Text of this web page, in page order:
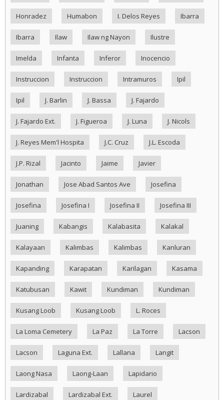
Honradez Humabon I. Delos Reyes Ibarra
Ibarra Ilaw Ilaw ng Nayon Ilustre
Imelda Infanta Inferor Inocencio
Instruccion Instruccion Intramuros Ipil
Ipil J. Barlin J. Bassa J. Fajardo
J. Fajardo Ext. J. Figueroa J. Luna J. Nicols
J. Reyes Mem'l Hospita J.C. Cruz J.L. Escoda
J.P. Rizal Jacinto Jaime Javier
Jonathan Jose Abad Santos Ave Josefina
Josefina Josefina I Josefina II Josefina III
Juaning Kabangis Kalabasita Kalakal
Kalayaan Kalimbas Kalimbas Kanluran
Kapanding Karapatan Karilagan Kasama
Katubusan Kawit Kundiman Kundiman
Kusang Loob Kusang Loob L. Roces
La Loma Cemetery La Paz La Torre Lacson
Lacson Laguna Ext. Lallana Langit
Laong Nasa Laong-Laan Lapidario
Lardizabal Lardizabal Ext. Laurel